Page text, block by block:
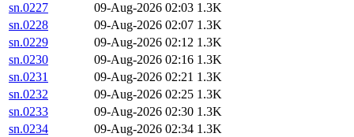
sn.0227
09-Aug-2026 02:03 1.3K
sn.0228
09-Aug-2026 02:07 1.3K
sn.0229
09-Aug-2026 02:12 1.3K
sn.0230
09-Aug-2026 02:16 1.3K
sn.0231
09-Aug-2026 02:21 1.3K
sn.0232
09-Aug-2026 02:25 1.3K
sn.0233
09-Aug-2026 02:30 1.3K
sn.0234
09-Aug-2026 02:34 1.3K